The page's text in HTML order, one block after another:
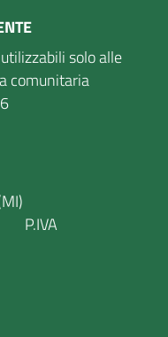
solo alle
comunitaria